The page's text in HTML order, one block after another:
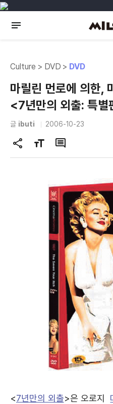
Culture > DVD > DVD
마릴린 먼로에 의한,
<7년만의 외출: 특별
글 ibuti 2006-10-23
공
유
글
자
댓
글
<7년만의 외출>은 오로지